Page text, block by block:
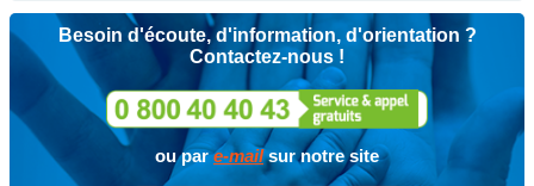
Besoin d'écoute, d'information, d'orientation ?
Contactez-nous !
ou pare-mailsur notre site